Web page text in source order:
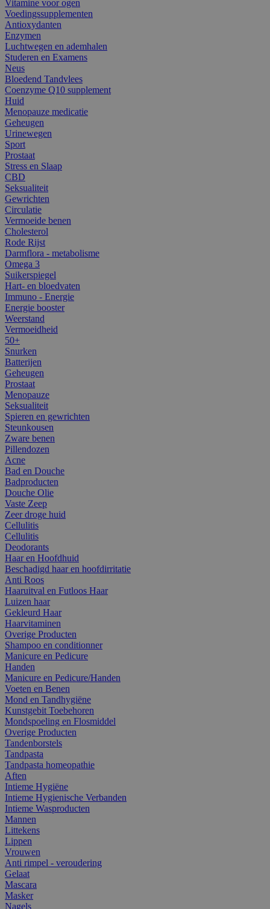
Vitamine voor ogen
Voedingssupplementen
Antioxydanten
Enzymen
Luchtwegen en ademhalen
Studeren en Examens
Neus
Bloedend Tandvlees
Coenzyme Q10 supplement
Huid
Menopauze medicatie
Geheugen
Urinewegen
Sport
Prostaat
Stress en Slaap
CBD
Seksualiteit
Gewrichten
Circulatie
Vermoeide benen
Cholesterol
Rode Rijst
Darmflora - metabolisme
Omega 3
Suikerspiegel
Hart- en bloedvaten
Immuno - Energie
Energie booster
Weerstand
Vermoeidheid
50+
Snurken
Batterijen
Geheugen
Prostaat
Menopauze
Seksualiteit
Spieren en gewrichten
Steunkousen
Zware benen
Pillendozen
Acne
Bad en Douche
Badproducten
Douche Olie
Vaste Zeep
Zeer droge huid
Cellulitis
Cellulitis
Deodorants
Haar en Hoofdhuid
Beschadigd haar en hoofdirritatie
Anti Roos
Haaruitval en Futloos Haar
Luizen haar
Gekleurd Haar
Haarvitaminen
Overige Producten
Shampoo en conditionner
Manicure en Pedicure
Handen
Manicure en Pedicure/Handen
Voeten en Benen
Mond en Tandhygiëne
Kunstgebit Toebehoren
Mondspoeling en Flosmiddel
Overige Producten
Tandenborstels
Tandpasta
Tandpasta homeopathie
Aften
Intieme Hygiëne
Intieme Hygienische Verbanden
Intieme Wasproducten
Mannen
Littekens
Lippen
Vrouwen
Anti rimpel - veroudering
Gelaat
Mascara
Masker
Nagels